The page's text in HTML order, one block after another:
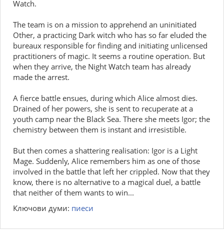
Watch.
The team is on a mission to apprehend an uninitiated
Other, a practicing Dark witch who has so far eluded the
bureaux responsible for finding and initiating unlicensed
practitioners of magic. It seems a routine operation. But
when they arrive, the Night Watch team has already
made the arrest.
A fierce battle ensues, during which Alice almost dies.
Drained of her powers, she is sent to recuperate at a
youth camp near the Black Sea. There she meets Igor; the
chemistry between them is instant and irresistible.
But then comes a shattering realisation: Igor is a Light
Mage. Suddenly, Alice remembers him as one of those
involved in the battle that left her crippled. Now that they
know, there is no alternative to a magical duel, a battle
that neither of them wants to win...
Ключови думи: пиеси